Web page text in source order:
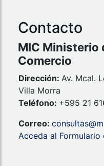
Contacto
MIC Ministerio
Comercio
Dirección: Av. Mcal.
Villa Morra
Teléfono: +595 21
Correo:
Acceda al